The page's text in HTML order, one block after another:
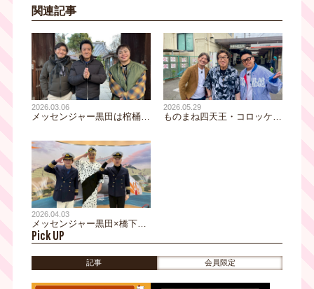
関連記事
2026.03.06
メッセンジャー黒田は棺桶体
阪・谷町九丁目でおっさんぽ
終活スペシャル！
2026.05.29
ものまね四天王・コロッケ無
2026.04.03
メッセンジャー黒田×橋下徹
×ナジャ・グランディーバが
大阪ベイエリア・南港をおっ
さんぽ！ナジャ衝撃告白「52
年間恋人いない」
Pick UP
記事 会員限定